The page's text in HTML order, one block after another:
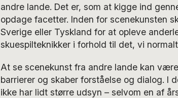
andre lande. Det er, som at kigge ind
opdage facetter. Inden for scenekunsten
Sverige eller Tyskland for at opleve
skuespilteknikker i forhold til det, vi
At se scenekunst fra andre lande kan
barrierer og skaber forståelse og dialog. I
ikke har lidt større udsyn – selvom en af